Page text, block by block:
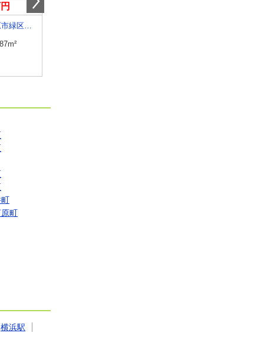
神奈川県相模原市緑区相原４丁目
町
横浜駅